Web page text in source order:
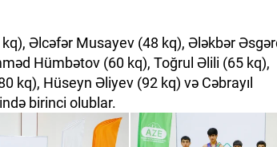
Əlcəfər Musayev (48 kq), Ələkbər
Hümbətov (60 kq), Toğrul Əlili (65 kq),
kq), Hüseyn Əliyev (92 kq) və Cəbrayıl
birinci olublar.